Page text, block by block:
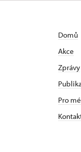
Domů
Akce
Zprávy
Pro